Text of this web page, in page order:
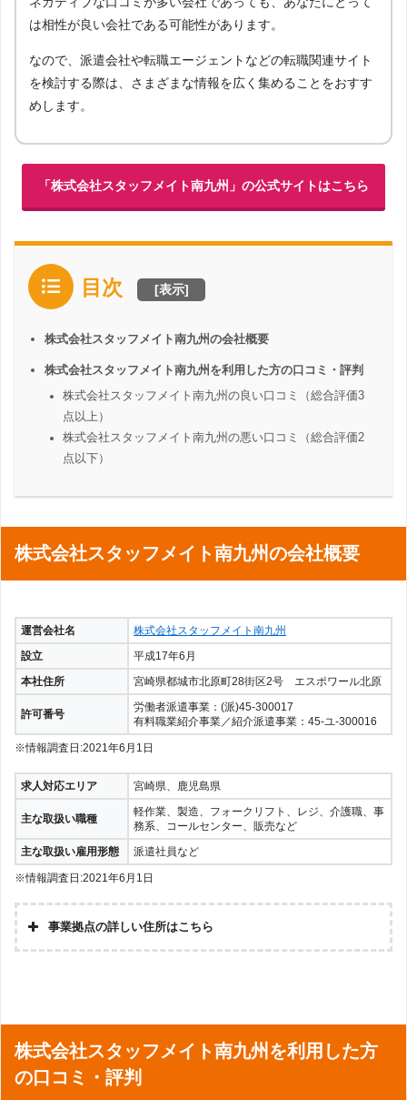
は相性が良い会社である可能性があります。
なので、派遣会社や転職エージェントなどの転職関連サイト
を検討する際は、さまざまな情報を広く集めることをおすす
めします。
「株式会社スタッフメイト南九州」の公式サイトはこちら
目次 [表示]
株式会社スタッフメイト南九州の会社概要
株式会社スタッフメイト南九州を利用した方の口コミ・評判
株式会社スタッフメイト南九州の良い口コミ（総合評価3
点以上）
株式会社スタッフメイト南九州の悪い口コミ（総合評価2
点以下）
株式会社スタッフメイト南九州の会社概要
運営会社名
株式会社スタッフメイト南九州
設立
平成17年6月
本社住所
宮崎県都城市北原町28街区2号 エスポワール北原
許可番号
労働者派遣事業：(派)45-300017
有料職業紹介事業／紹介派遣事業：45-ユ-300016
※情報調査日:2021年6月1日
求人対応エリア 宮崎県、鹿児島県
主な取扱い職種
軽作業、製造、フォークリフト、レジ、介護職、事
務系、コールセンター、販売など
主な取扱い雇用形態
派遣社員など
※情報調査日:2021年6月1日
事業拠点の詳しい住所はこちら
株式会社スタッフメイト南九州を利用した方
の口コミ・評判